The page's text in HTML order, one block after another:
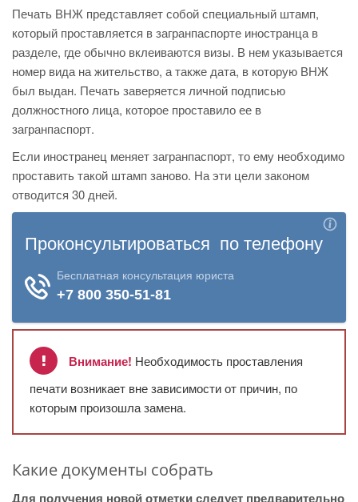
Печать ВНЖ представляет собой специальный штамп,
который проставляется в загранпаспорте иностранца в
разделе, где обычно вклеиваются визы. В нем указывается
номер вида на жительство, а также дата, в которую ВНЖ
был выдан. Печать заверяется личной подписью
должностного лица, которое проставило ее в
загранпаспорт.
Если иностранец меняет загранпаспорт, то ему необходимо
проставить такой штамп заново. На эти цели законом
отводится 30 дней.
Внимание! Необходимость проставления
печати возникает вне зависимости от причин, по
которым произошла замена.
Какие документы собрать
Для получения новой отметки следует предварительно